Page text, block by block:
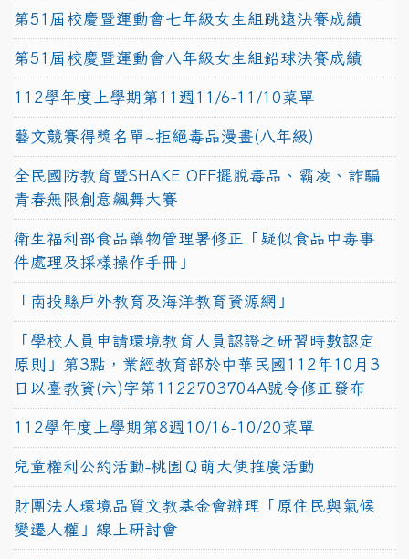
第51屆校慶暨運動會七年級女生組跳遠決賽成績
第51屆校慶暨運動會八年級女生組鉛球決賽成績
112學年度上學期第11週11/6-11/10菜單
藝文競賽得獎名單~拒絕毒品漫畫(八年級)
全民國防教育暨SHAKE OFF擺脫毒品、霸凌、詐騙
青春無限創意飆舞大賽
衛生福利部食品藥物管理署修正「疑似食品中毒事
件處理及採樣操作手冊」
「南投縣戶外教育及海洋教育資源網」
「學校人員申請環境教育人員認證之研習時數認定
原則」第3點，業經教育部於中華民國112年10月3
日以臺教資(六)字第1122703704A號令修正發布
112學年度上學期第8週10/16-10/20菜單
兒童權利公約活動-桃園Ｑ萌大使推廣活動
財團法人環境品質文教基金會辦理「原住民與氣候
變遷人權」線上研討會